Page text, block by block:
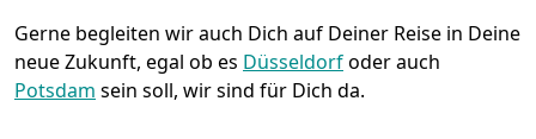
Gerne begleiten wir auch Dich auf Deiner Reise in Deine
neue Zukunft, egal ob es Düsseldorfoder auch
Potsdam sein soll, wir sind für Dich da.